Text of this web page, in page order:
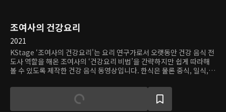
조여사의 건강요리
2021
KStage ‘조여사의 건강요리'는 요리 연구가로서 오랫동안 건강 음식 전
도사 역할을 해온 조여사의 ‘건강요리 비법’을 간략하지만 쉽게 따라해
볼 수 있도록 제작한 건강 음식 동영상입니다. 한식은 물론 중식, 일식,
볼 수 있도록 한국인들의 입맛에 맞는 요리방식을 알려드리기 위한 것입
니다. 매주 1개의 음식을 선별해 제공함으로써, 실제로 집에서 어렵지 않
게 맛갈나고 건강한 음식을 직접 해볼 수 있도록 도와주는 프로그램입니